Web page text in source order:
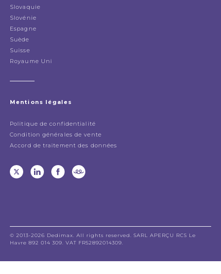
Slovaquie
Slovénie
Espagne
Suède
Suisse
Royaume Uni
Mentions légales
Politique de confidentialité
Condition générales de vente
Accord de traitement des données
© 2013-2026 Dedimax. All rights reserved. SARL APERÇU RCS Le
Havre 892 014 309. VAT FR52892014309.